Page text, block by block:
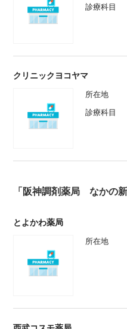
診療科目
クリニックヨコヤマ
所在地
診療科目
「阪神調剤薬局 なかの
とよかわ薬局
所在地